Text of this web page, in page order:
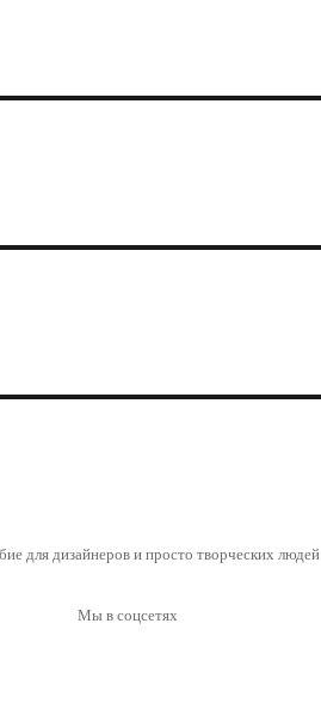
для дизайнеров и просто творческих людей
Мы в соцсетях